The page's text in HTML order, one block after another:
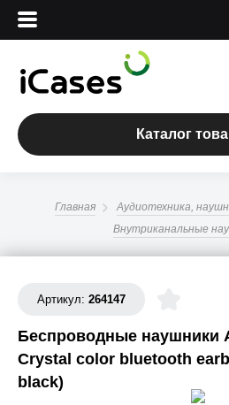
Вход
Сервисный центр
О магазине
+7 495 960-31-54
+7 800 500-31-47
Каталог
Главная Аудиотехника,
Внутриканальные
Артикул: 264147
Беспроводные наушники
Crystal color bluetooth
black)